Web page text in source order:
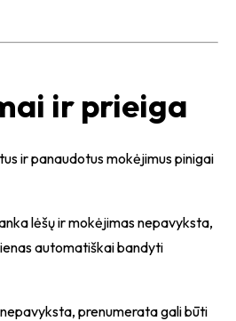
ir prieiga
ir panaudotus mokėjimus pinigai
lėšų ir mokėjimas nepavyksta,
automatiškai bandyti
prenumerata gali būti